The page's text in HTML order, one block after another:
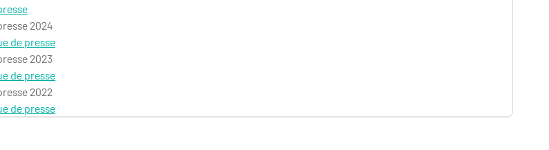
2024
de presse
2023
de presse
2022
de presse